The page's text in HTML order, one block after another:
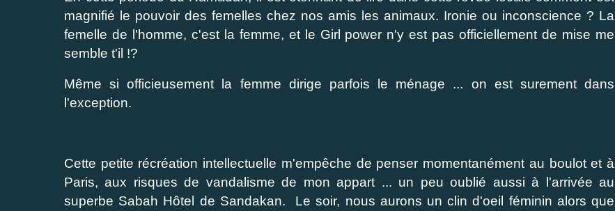
magnifié le pouvoir des femelles chez nos amis les animaux. Ironie ou inconscience ? La
femelle de l'homme, c'est la femme, et le Girl power n'y est pas officiellement de mise me
semble t'il !?
Même si officieusement la femme dirige parfois le ménage ... on est surement dans
l'exception.
Cette petite récréation intellectuelle m'empêche de penser momentanément au boulot et à
Paris, aux risques de vandalisme de mon appart ... un peu oublié aussi à l'arrivée au
superbe Sabah Hôtel de Sandakan. Le soir, nous aurons un clin d'oeil féminin alors que